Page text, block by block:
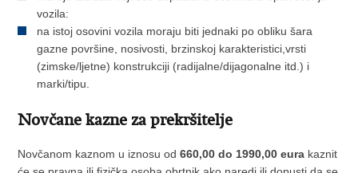
vozila:
na istoj osovini vozila moraju biti jednaki po obliku šara
gazne površine, nosivosti, brzinskoj karakteristici,vrsti
(zimske/ljetne) konstrukciji (radijalne/dijagonalne itd.) i
marki/tipu.
Novčane kazne za prekršitelje
Novčanom kaznom u iznosu od660,00 do 1990,00 eura kaznit